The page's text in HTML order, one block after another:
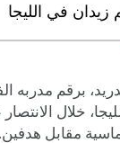
زيدان في الليجا
برقم مدربه
خلال
مقابل هدفين.